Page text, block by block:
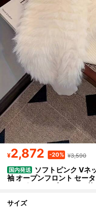
¥2,872 -20% ¥3,590
国内発送 ソフトピンク Vネ
袖 オープンフロント セー
ロングライン ブラウス、秋/
サイズ